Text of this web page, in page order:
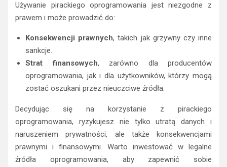
Używanie pirackiego oprogramowania jest niezgodne z
prawem i może prowadzić do:
Konsekwencji prawnych, takich jak grzywny czy inne
sankcje.
Strat finansowych, zarówno dla producentów
oprogramowania, jak i dla użytkowników, którzy mogą
zostać oszukani przez nieuczciwe źródła.
Decydując się na korzystanie z pirackiego
oprogramowania, ryzykujesz nie tylko utratą danych i
naruszeniem prywatności, ale także konsekwencjami
prawnymi i finansowymi. Warto inwestować w legalne
źródła oprogramowania, aby zapewnić sobie